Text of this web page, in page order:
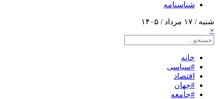
شناسنامه
شنبه / ۱۷ مرداد / ۱۴۰۵
×
خانه
#سیاسی
اقتصاد
#جهان
#جامعه